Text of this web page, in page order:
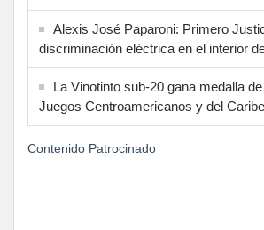
Alexis José Paparoni: Primero
discriminación eléctrica en el interior
La Vinotinto sub-20 gana medalla
Juegos Centroamericanos y del Caribe
Contenido Patrocinado